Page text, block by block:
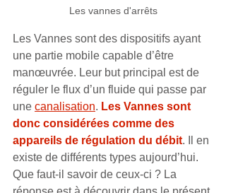
Les vannes d'arrêts
Les Vannes sont des dispositifs ayant
une partie mobile capable d’être
manœuvrée. Leur but principal est de
réguler le flux d’un fluide qui passe par
une canalisation. Les Vannes sont
donc considérées comme des
appareils de régulation du débit. Il en
existe de différents types aujourd’hui.
Que faut-il savoir de ceux-ci ? La